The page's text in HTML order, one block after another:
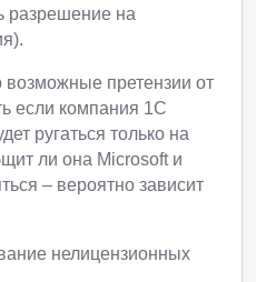
разрешение на
возможные претензии от
если компания 1С
ругаться только на
ли она Microsoft и
– вероятно зависит
нелицензионных